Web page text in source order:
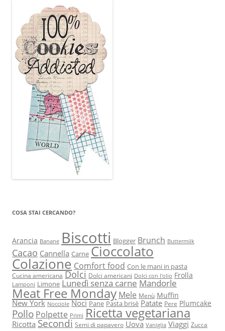
COSA STAI CERCANDO?
Arancia Banane Biscotti Blogger Brunch Buttermilk
Cacao Cannella Carne Cioccolato
Colazione Comfort food Con le mani in pasta
Cucina americana Dolci Dolci americani Dolci con l'olio Frolla
Lamponi Limone Lunedì senza carne Mandorle
Meat Free Monday Mele Menù Muffin
New York Nocciole Noci Pane Pasta brisè Patate Pere Plumcake
Pollo Polpette Primi Ricetta vegetariana
Ricotta Secondi Semi di papavero Uova Vaniglia Viaggi Zucca